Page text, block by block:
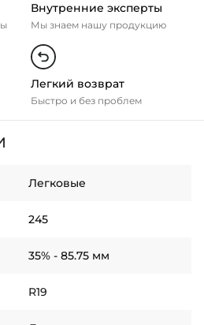
Внутренние эксперты
Мы знаем нашу продукцию
Легкий возврат
Быстро и без проблем
Легковые
245
35% - 85.75 мм
R19